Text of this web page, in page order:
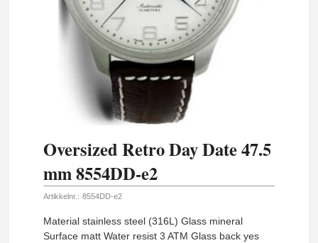
Oversized Retro Day Date 47.5
mm 8554DD-e2
Artikkelnr.: 8554DD-e2
Material stainless steel (316L) Glass mineral
Surface matt Water resist 3 ATM Glass back yes